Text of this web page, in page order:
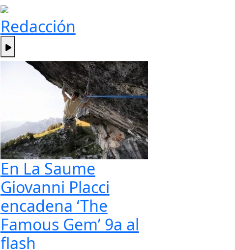
Redacción
En La Saume
Giovanni Placci
encadena ‘The
Famous Gem’ 9a al
flash